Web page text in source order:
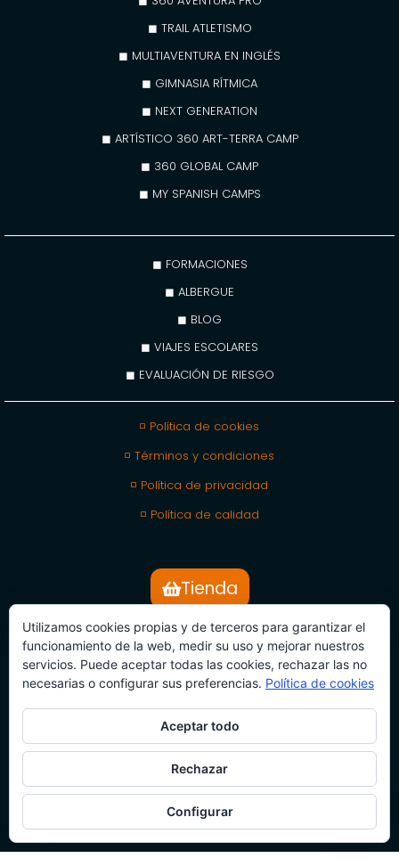
◼ TRAIL ATLETISMO
◼ MULTIAVENTURA EN INGLÉS
◼ GIMNASIA RÍTMICA
◼ NEXT GENERATION
◼ ARTÍSTICO 360 ART-TERRA CAMP
◼ 360 GLOBAL CAMP
◼ MY SPANISH CAMPS
◼ FORMACIONES
◼ ALBERGUE
◼ BLOG
◼ VIAJES ESCOLARES
◼ EVALUACIÓN DE RIESGO
◽ Política de cookies
◽ Términos y condiciones
◽ Política de privacidad
◽ Política de calidad
Tienda
SUBSCRÍBETE
BOLETÍN DE NOTICIAS
SUBSCRÍBETE
Utilizamos cookies propias y de terceros para garantizar el
funcionamiento de la web, medir su uso y mejorar nuestros
servicios. Puede aceptar todas las cookies, rechazar las no
necesarias o configurar sus preferencias. Política de cookies
Aceptar todo
Rechazar
Configurar